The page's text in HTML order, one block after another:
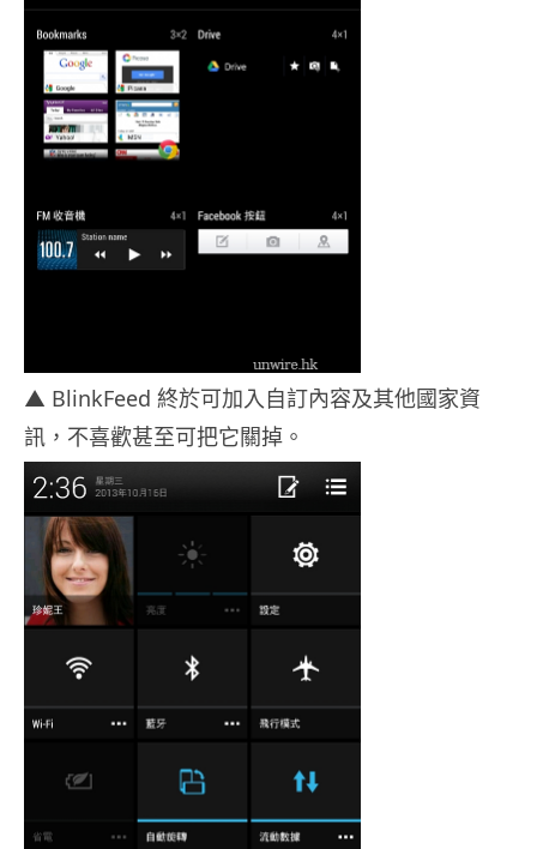
▲ BlinkFeed 終於可加入自訂內容及其他國家資
訊，不喜歡甚至可把它關掉。